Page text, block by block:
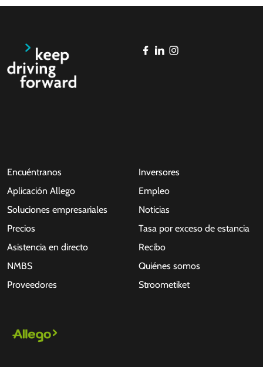
Encuéntranos
Aplicación Allego
Soluciones empresariales
Precios
Asistencia en directo
NMBS
Proveedores
Inversores
Empleo
Noticias
Tasa por exceso de estancia
Recibo
Quiénes somos
Stroometiket